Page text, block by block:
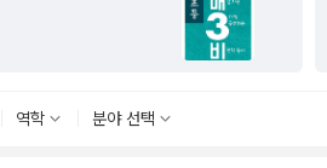
역학 분야 선택